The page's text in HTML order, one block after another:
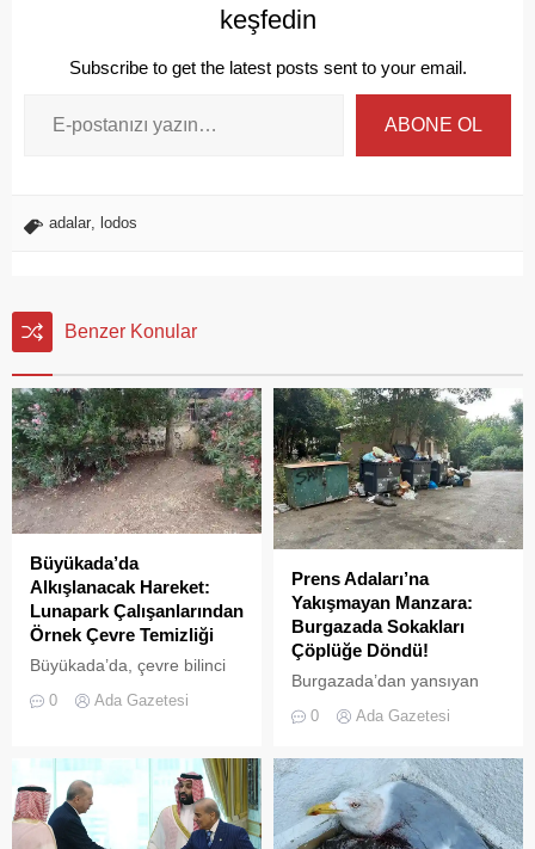
keşfedin
Subscribe to get the latest posts sent to your email.
ABONE OL
adalar lodos
Benzer Konular
Büyükada’da
Alkışlanacak Hareket:
Lunapark Çalışanlarından
Örnek Çevre Temizliği
Büyükada’da, çevre bilinci
yüzleri güldüren bir olay
cazibe merkezlerinden biri
olan Lunapark (Birlik
Meydanı) bölgesindeki
çalışanlar, kendi
0 Ada Gazetesi
Prens Adaları’na
Yakışmayan Manzara:
Burgazada Sokakları
Çöplüğe Döndü!
Burgazada’dan yansıyan
son görüntüler pes dedirtti.
Adanın sokaklarında dağ
kasalar ve tahta paletler
hem ada sakinlerini hem de
ziyaretçileri isyan ettirdi.
0 Ada Gazetesi